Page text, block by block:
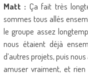
Matt : Ça fait très
sommes tous allés
le groupe assez
nous étaient déjà
d’autres projets, puis
amuser vraiment, et